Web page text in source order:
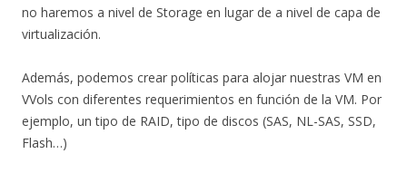
no haremos a nivel de Storage en lugar de a nivel de capa de
virtualización.
Además, podemos crear políticas para alojar nuestras VM en
VVols con diferentes requerimientos en función de la VM. Por
ejemplo, un tipo de RAID, tipo de discos (SAS, NL-SAS, SSD,
Flash…)